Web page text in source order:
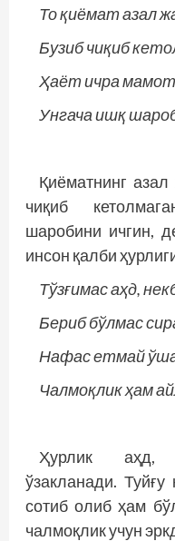
То қиёмат азал
Бузиб чиқиб
Ҳаёт ичра мамот
Унгача ишқ
Қиёматнинг
чиқиб
шаробини ичгин,
инсон қалби
Тўзғимас аҳд,
Бериб бўлмас
Нафас етмай
Чалмоқлик ҳам
Ҳурлик аҳд,
ўзакланади.
сотиб олиб ҳам
чалмоқлик учун